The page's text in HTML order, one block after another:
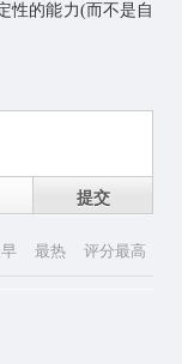
性的能力(而不是自
提交
最热 评分最高